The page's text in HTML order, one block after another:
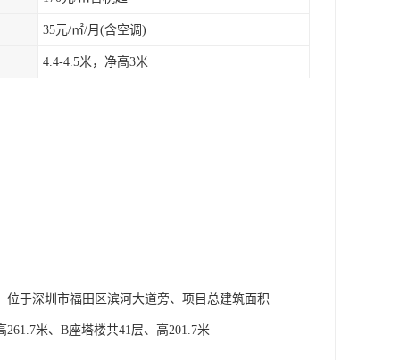
35元/㎡/月(含空调)
4.4-4.5米，净高3米
于深圳市福田区滨河大道旁、项目总建筑面积
米、B座塔楼共41层、高201.7米